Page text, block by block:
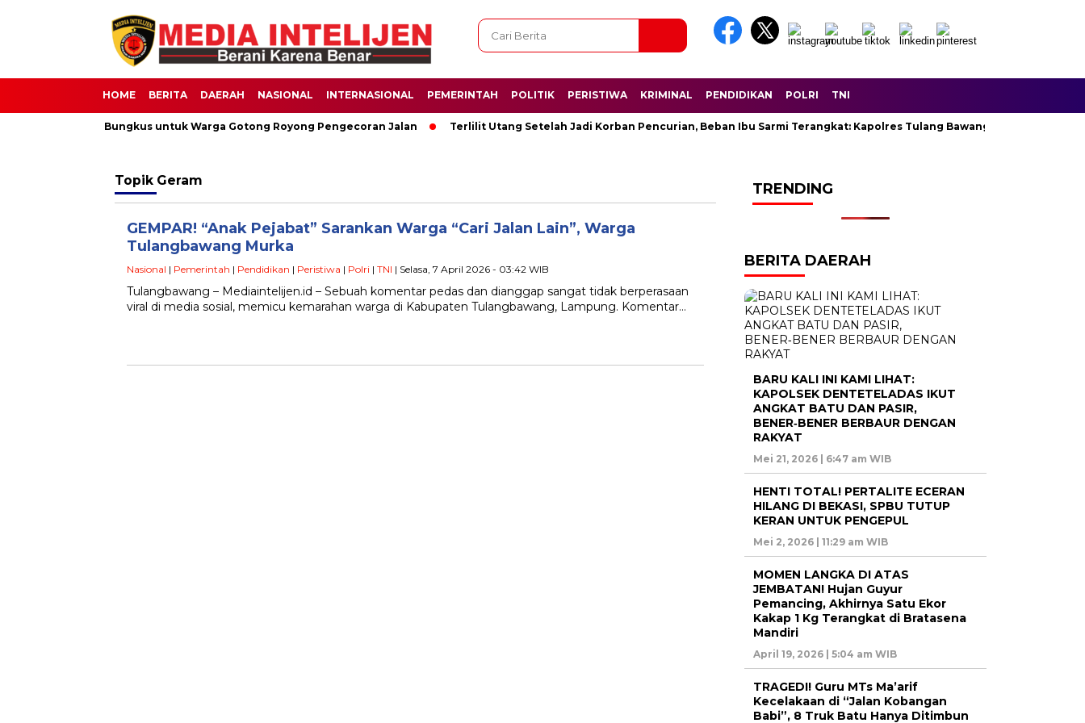
HOME BERITA DAERAH NASIONAL INTERNASIONAL PEMERINTAH POLITIK PERISTIWA KRIMINAL PENDIDIKAN POLRI TNI
30 Nasi Bungkus untuk Warga Gotong Royong Pengecoran Jalan Terlilit Utang Setelah Jadi Korban Pencurian, Beban Ibu Sarmi Terangkat: Kapolres Tulang Bawang Lunasi Seluruh
Topik Geram
GEMPAR! “Anak Pejabat” Sarankan Warga “Cari Jalan Lain”, Warga
Tulangbawang Murka
Nasional | Pemerintah | Pendidikan | Peristiwa | Polri | TNI | Selasa, 7 April 2026 - 03:42 WIB
Tulangbawang – Mediaintelijen.id – Sebuah komentar pedas dan dianggap sangat tidak berperasaan
viral di media sosial, memicu kemarahan warga di Kabupaten Tulangbawang, Lampung. Komentar…
TRENDING
BERITA DAERAH
BARU KALI INI KAMI LIHAT:
KAPOLSEK DENTETELADAS IKUT
ANGKAT BATU DAN PASIR,
BENER‑BENER BERBAUR DENGAN
RAKYAT
Mei 21, 2026 | 6:47 am WIB
HENTI TOTAL! PERTALITE ECERAN
HILANG DI BEKASI, SPBU TUTUP
KERAN UNTUK PENGEPUL
Mei 2, 2026 | 11:29 am WIB
MOMEN LANGKA DI ATAS
JEMBATAN! Hujan Guyur
Pemancing, Akhirnya Satu Ekor
Kakap 1 Kg Terangkat di Bratasena
Mandiri
April 19, 2026 | 5:04 am WIB
TRAGEDI! Guru MTs Ma’arif
Kecelakaan di “Jalan Kobangan
Babi”, 8 Truk Batu Hanya Ditimbun